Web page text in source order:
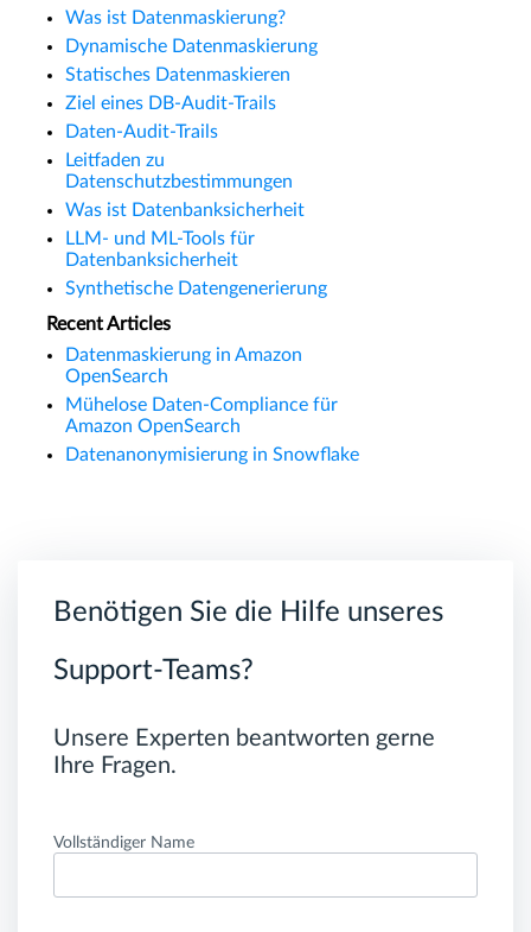
Was ist Datenmaskierung?
Dynamische Datenmaskierung
Statisches Datenmaskieren
Ziel eines DB-Audit-Trails
Daten-Audit-Trails
Leitfaden zu
Datenschutzbestimmungen
Was ist Datenbanksicherheit
LLM- und ML-Tools für
Datenbanksicherheit
Synthetische Datengenerierung
Recent Articles
Datenmaskierung in Amazon
OpenSearch
Mühelose Daten-Compliance für
Amazon OpenSearch
Datenanonymisierung in Snowflake
Benötigen Sie die Hilfe unseres
Support-Teams?
Unsere Experten beantworten gerne
Ihre Fragen.
Vollständiger Name